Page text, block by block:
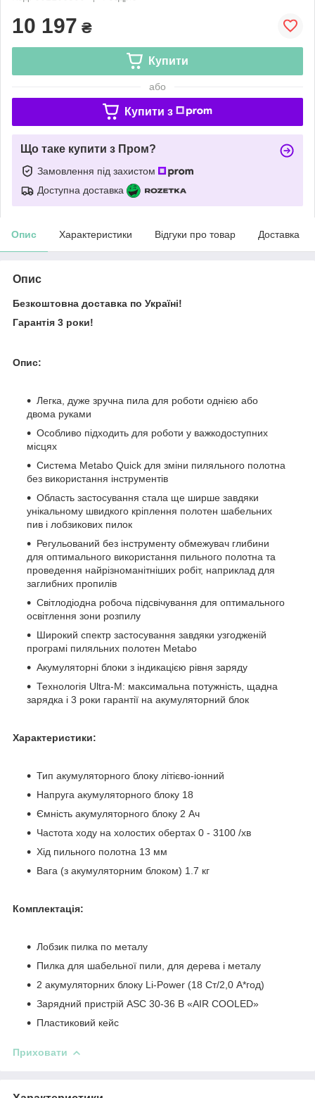
10 197 ₴
Купити
або
Купити з
Що таке купити з Пром?
Замовлення під захистом
Доступна доставка
Опис Характеристики Відгуки про товар Доставка
Опис
Безкоштовна доставка по Україні!
Гарантія 3 роки!
Опис:
Легка, дуже зручна пила для роботи однією або
двома руками
Особливо підходить для роботи у важкодоступних
місцях
Система Metabo Quick для зміни пиляльного полотна
без використання інструментів
Область застосування стала ще ширше завдяки
унікальному швидкого кріплення полотен шабельних
пив і лобзикових пилок
Регульований без інструменту обмежувач глибини
для оптимального використання пильного полотна та
проведення найрізноманітніших робіт, наприклад для
заглибних пропилів
Світлодіодна робоча підсвічування для оптимального
освітлення зони розпилу
Широкий спектр застосування завдяки узгодженій
програмі пиляльних полотен Metabo
Акумуляторні блоки з індикацією рівня заряду
Технологія Ultra-M: максимальна потужність, щадна
зарядка і 3 роки гарантії на акумуляторний блок
Характеристики:
Тип акумуляторного блоку літієво-іонний
Напруга акумуляторного блоку 18
Ємність акумуляторного блоку 2 Ач
Частота ходу на холостих обертах 0 - 3100 /хв
Хід пильного полотна 13 мм
Вага (з акумуляторним блоком) 1.7 кг
Комплектація:
Лобзик пилка по металу
Пилка для шабельної пили, для дерева і металу
2 акумуляторних блоку Li-Power (18 Ст/2,0 А*год)
Зарядний пристрій ASC 30-36 В «AIR COOLED»
Пластиковий кейс
Приховати